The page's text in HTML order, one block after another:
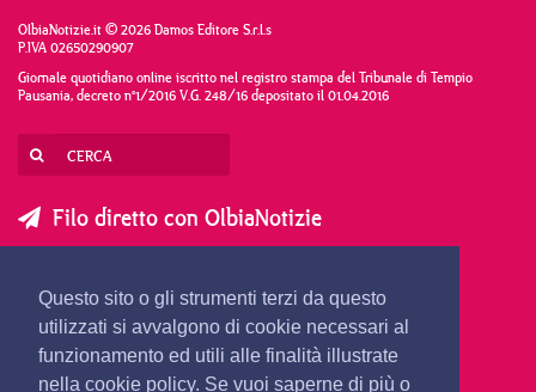
Questo sito o gli strumenti terzi da questo
utilizzati si avvalgono di cookie necessari al
funzionamento ed utili alle finalità illustrate
nella cookie policy. Se vuoi saperne di più o
OlbiaNotizie.it © 2026 Damos Editore S.r.l.s
P.IVA 02650290907
Giornale quotidiano online iscritto nel registro stampa del Tribunale di Tempio
Pausania, decreto n°1/2016 V.G. 248/16 depositato il 01.04.2016
Filo diretto con OlbiaNotizie
SEGNALA UNA NOTIZIA
SEGNALA UN EVENTO